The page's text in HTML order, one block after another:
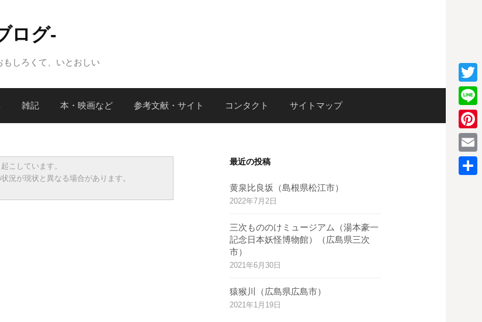
ログ-
しろくて、いとおしい
雑記 本・映画など 参考文献・サイト コンタクト サイトマップ
こしています。
況が現状と異なる場合があります。
最近の投稿
黄泉比良坂（島根県松江市）
2022年7月2日
三次もののけミュージアム（湯本豪一
記念日本妖怪博物館）（広島県三次
市）
2021年6月30日
猿猴川（広島県広島市）
2021年1月19日
T
w
i
L
i
n
e
P
i
n
E